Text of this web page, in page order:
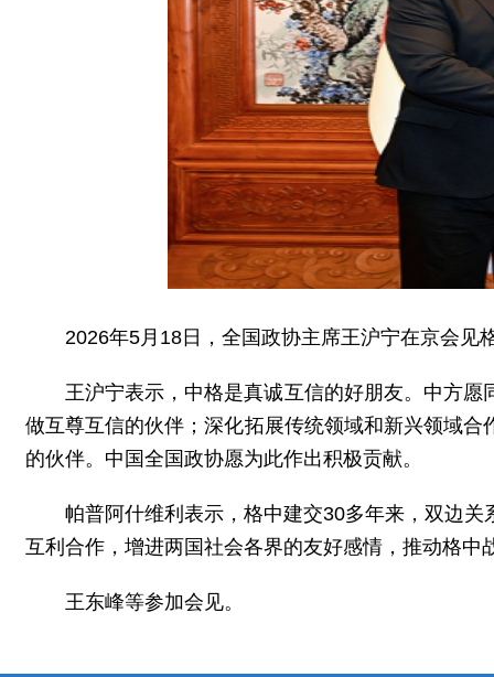
2026年5月18日，全国政协主席王沪宁在京会见
王沪宁表示，中格是真诚互信的好朋友。中方
做互尊互信的伙伴；深化拓展传统领域和新兴领域
的伙伴。中国全国政协愿为此作出积极贡献。
帕普阿什维利表示，格中建交30多年来，双边
互利合作，增进两国社会各界的友好感情，推动格
王东峰等参加会见。